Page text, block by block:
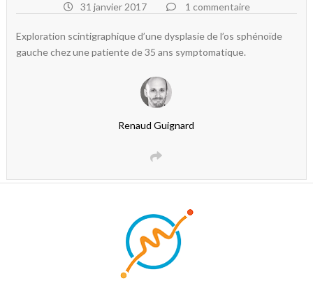
31 janvier 2017 1 commentaire
Exploration scintigraphique d’une dysplasie de l’os sphénoïde
gauche chez une patiente de 35 ans symptomatique.
Renaud Guignard